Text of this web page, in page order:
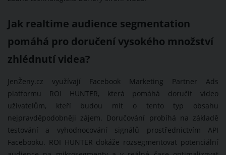
Jak realtime audience segmentation
pomáhá pro doručení vysokého množství
zhlédnutí videa?
JenŽeny.cz využívají Facebook Marketing Partner Ads
platformu ROI HUNTER, která pomáhá doručit video
uživatelům, kteří budou mít o tento typ obsahu
nejpravděpodobněji zájem. Doručování probíhá na základě
testování a vyhodnocování signálů prostřednictvím API
Facebooku. ROI HUNTER dokáže rozsegmentovat potenciální